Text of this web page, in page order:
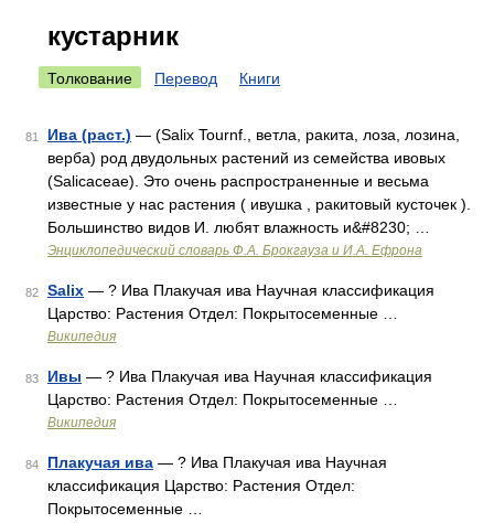
кустарник
Толкование Перевод Книги
81 Ива (раст.) — (Salix Tournf., ветла, ракита, лоза, лозина,
верба) род двудольных растений из семейства ивовых
(Salicaceae). Это очень распространенные и весьма
известные у нас растения ( ивушка , ракитовый кусточек ).
Большинство видов И. любят влажность и&#8230; …
Энциклопедический словарь Ф.А. Брокгауза и И.А. Ефрона
82 Salix — ? Ива Плакучая ива Научная классификация
Царство: Растения Отдел: Покрытосеменные …
Википедия
83 Ивы — ? Ива Плакучая ива Научная классификация
Царство: Растения Отдел: Покрытосеменные …
Википедия
84 Плакучая ива — ? Ива Плакучая ива Научная
классификация Царство: Растения Отдел:
Покрытосеменные …